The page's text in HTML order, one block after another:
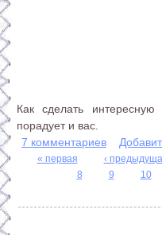
Как сделать интересную
порадует и вас.
7 комментариев
Страницы
« первая
‹
8
9 10